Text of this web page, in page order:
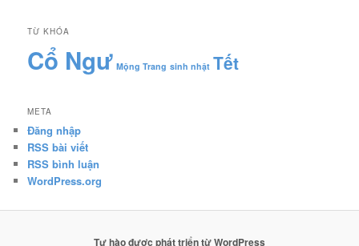
TỪ KHÓA
Cổ Ngư Mộng Trang sinh nhật Tết
META
Đăng nhập
RSS bài viết
RSS bình luận
WordPress.org
Tự hào được phát triển từ WordPress